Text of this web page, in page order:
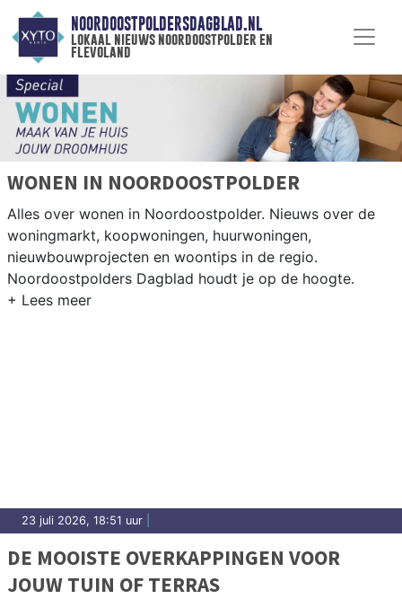
NOORDOOSTPOLDERSDAGBLAD.NL
lokaal nieuws noordoostpolder en
flevoland
WONEN IN NOORDOOSTPOLDER
Alles over wonen in Noordoostpolder. Nieuws over de
woningmarkt, koopwoningen, huurwoningen,
nieuwbouwprojecten en woontips in de regio.
Noordoostpolders Dagblad houdt je op de hoogte.
23 juli 2026, 18:51 uur
DE MOOISTE OVERKAPPINGEN VOOR
JOUW TUIN OF TERRAS